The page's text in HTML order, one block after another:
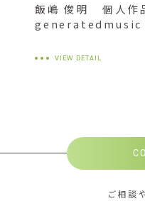
飯嶋 俊明 個人作
VIEW DETAIL
ご相談